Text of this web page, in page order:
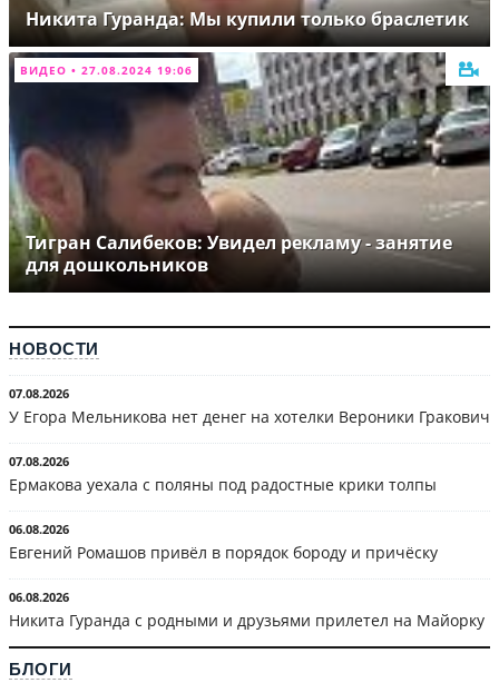
Никита Гуранда: Мы купили только браслетик
ВИДЕО • 27.08.2024 19:06
Тигран Салибеков: Увидел рекламу - занятие
для дошкольников
НОВОСТИ
07.08.2026
У Егора Мельникова нет денег на хотелки Вероники Гракович
07.08.2026
Ермакова уехала с поляны под радостные крики толпы
06.08.2026
Евгений Ромашов привёл в порядок бороду и причёску
06.08.2026
Никита Гуранда с родными и друзьями прилетел на Майорку
БЛОГИ